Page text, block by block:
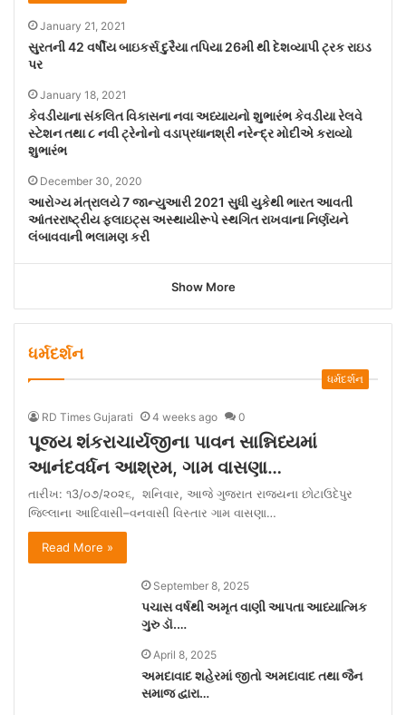
January 21, 2021
સુરતની 42 વર્ષીય બાઇકર્સ દુરૈયા તપિયા 26મી થી દેશવ્યાપી ટ્રક રાઇડ
પર
January 18, 2021
કેવડીયાના સંકલિત વિકાસના નવા અધ્યાયનો શુભારંભ કેવડીયા રેલવે
સ્ટેશન તથા ૮ નવી ટ્રેનોનો વડાપ્રધાનશ્રી નરેન્દ્ર મોદીએ કરાવ્યો
શુભારંભ
December 30, 2020
આરોગ્ય મંત્રાલયે 7 જાન્યુઆરી 2021 સુધી યુકેથી ભારત આવતી
આંતરરાષ્ટ્રીય ફ્લાઇટ્સ અસ્થાયીરૂપે સ્થગિત રાખવાના નિર્ણયને
લંબાવવાની ભલામણ કરી
Show More
ધર્મદર્શન
ધર્મદર્શન
RD Times Gujarati 4 weeks ago 0
પૂજ્ય શંકરાચાર્યજીના પાવન સાન્નિધ્યમાં
આનંદવર્ધન આશ્રમ, ગામ વાસણા…
તારીખ: ૧3/૦૭/૨૦૨૬, શનિવાર, આજે ગુજરાત રાજ્યના છોટાઉદેપુર
જિલ્લાના આદિવાસી–વનવાસી વિસ્તાર ગામ વાસણા…
Read More »
September 8, 2025
પચાસ વર્ષથી અમૃત વાણી આપતા આધ્યાત્મિક
ગુરુ ડૉ.…
April 8, 2025
અમદાવાદ શહેરમાં જીતો અમદાવાદ તથા જૈન
સમાજ દ્વારા…